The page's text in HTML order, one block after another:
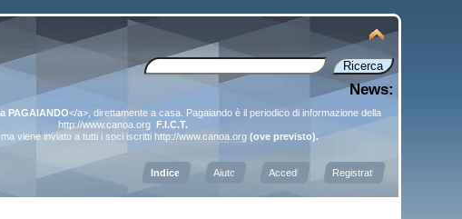
News:
PAGAIANDO</a>, direttamente a casa. Pagaiando è il periodico di informazione della
http://www.canoa.org F.I.C.T.
viene inviato a tutti i soci iscritti http://www.canoa.org (ove previsto).
Indice Aiuto Accedi Registrati